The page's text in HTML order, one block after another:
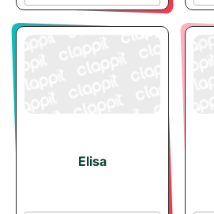
Elisa